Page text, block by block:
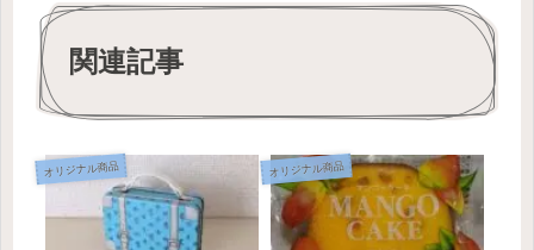
関連記事
オリジナル商品 オリジナル商品